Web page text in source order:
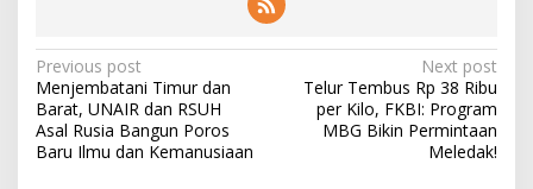
P
o
s
t
Previous post
Menjembatani Timur dan
Barat, UNAIR dan RSUH
Asal Rusia Bangun Poros
Baru Ilmu dan Kemanusiaan
Next post
Telur Tembus Rp 38 Ribu
per Kilo, FKBI: Program
MBG Bikin Permintaan
Meledak!